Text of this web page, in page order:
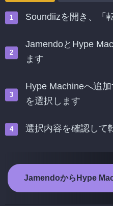
Soundiizを開き、「
JamendoとHype
ます
Hype Machineへ追
を選択します
選択内容を確認して
JamendoからHype